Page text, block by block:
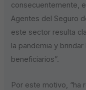
consecuentemente,
Agentes del Seguro
este sector resulta
la pandemia y
beneficiarios”.
Por este motivo, “ha